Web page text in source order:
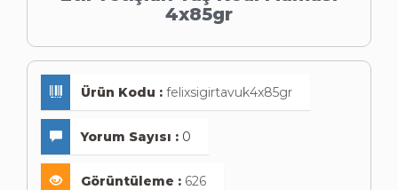
4x85gr
Ürün Kodu : felixsigirtavuk4x85gr
Yorum Sayısı : 0
Görüntüleme : 626